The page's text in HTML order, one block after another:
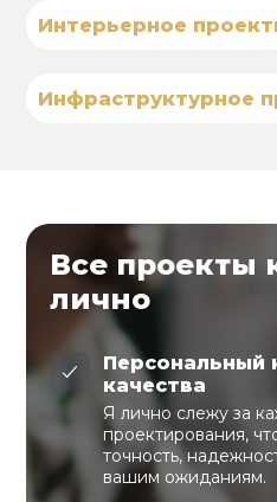
Интерьерное
Инфраструктурное
Все проекты
лично
Персональный
качества
Я лично слежу за
проектирования,
точность,
вашим ожиданиям.